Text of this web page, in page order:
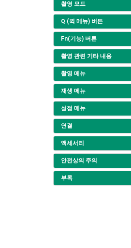
촬영 모드
Q (퀵 메뉴) 버튼
Fn(기능) 버튼
촬영 관련 기타 내용
촬영 메뉴
재생 메뉴
설정 메뉴
연결
액세서리
안전상의 주의
부록